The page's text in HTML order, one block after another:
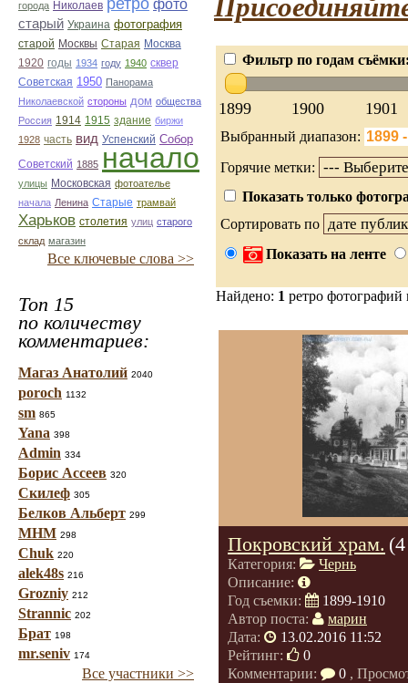
города Николаев ретро фото
старый Украина фотография
старой Москвы Старая Москва
1920 годы 1934 году 1940 сквер
Советская 1950 Панорама
Николаевской стороны дом общества
Россия 1914 1915 здание биржи
1928 часть вид Успенский Собор
Советский 1885 начало
улицы Московская фотоателье
начала Ленина Старые трамвай
Харьков столетия улиц старого
склад магазин
Все ключевые слова >>
Топ 15
по количеству
комментариев:
Магаз Анатолий 2040
poroch 1132
sm 865
Yana 398
Admin 334
Борис Ассеев 320
Скилеф 305
Белков Альберт 299
МНМ 298
Chuk 220
alek48s 216
Grozniy 212
Strannic 202
Брат 198
mr.seniv 174
Все участники >>
Фильтр по годам
1899 1900 1901
Выбранный диапазон:
Горячие метки:
Показать только
Сортировать по
Показать на ленте
Найдено: 1 ретро
Покровский храм.
Категория:
Чернь
Описание:
Год съемки:
1899-1910
Автор поста:
марин
Дата:
13.02.2016 11:52
Рейтинг:
0
Комментарии:
0 ,